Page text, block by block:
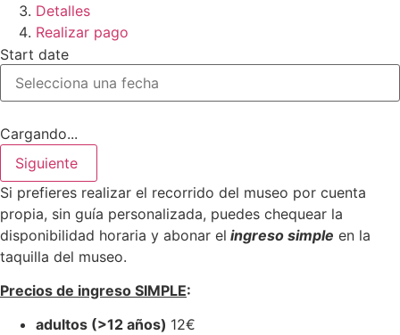
Detalles
Realizar pago
Start date
Cargando...
Siguiente
Si prefieres realizar el recorrido del museo por cuenta
propia, sin guía personalizada, puedes chequear la
disponibilidad horaria y abonar el ingreso simple en la
taquilla del museo.
Precios de ingreso SIMPLE:
adultos (>12 años) 12€